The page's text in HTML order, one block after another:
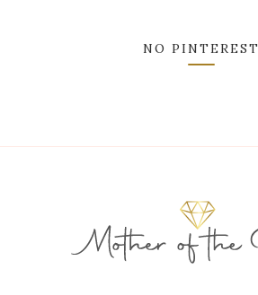
NO PINTEREST